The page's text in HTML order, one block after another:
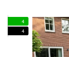
4
4